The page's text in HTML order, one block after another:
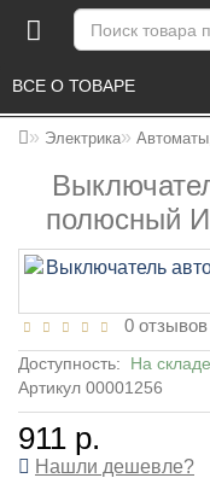
Электрика
полюсный
ВСЕ О ТОВАРЕ
0 отзывов
Доступность: На складе
Артикул 00001256
911 р.
Нашли дешевле?